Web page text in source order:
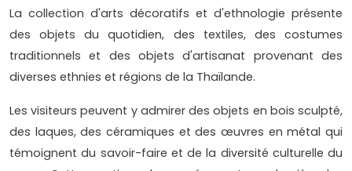
La collection d'arts décoratifs et d'ethnologie présente
des objets du quotidien, des textiles, des costumes
traditionnels et des objets d'artisanat provenant des
diverses ethnies et régions de la Thaïlande.
Les visiteurs peuvent y admirer des objets en bois sculpté,
des laques, des céramiques et des œuvres en métal qui
témoignent du savoir-faire et de la diversité culturelle du